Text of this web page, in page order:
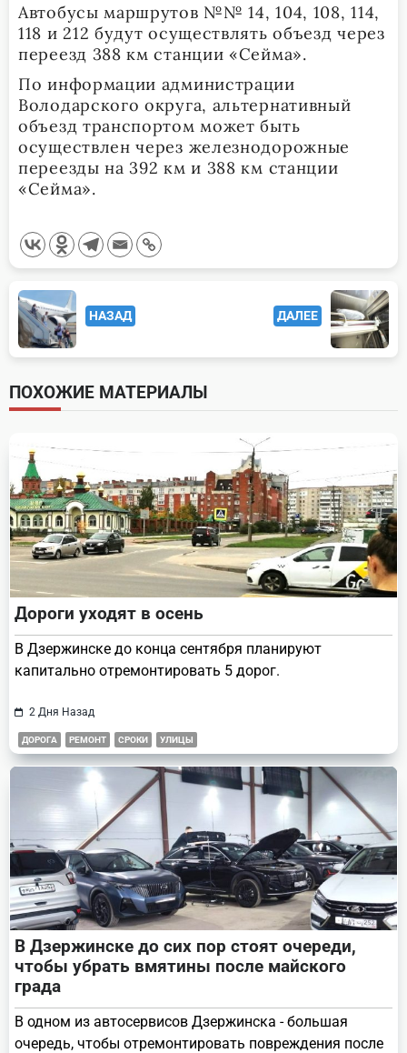
Автобусы маршрутов №№ 14, 104, 108, 114,
118 и 212 будут осуществлять объезд через
переезд 388 км станции «Сейма».
По информации администрации
Володарского округа, альтернативный
объезд транспортом может быть
осуществлен через железнодорожные
переезды на 392 км и 388 км станции
«Сейма».
<span
class="nav-
subtitle
screen-
reader-
text">Page</span>
НАЗАД ДАЛЕЕ
ПОХОЖИЕ МАТЕРИАЛЫ
Дороги уходят в осень
В Дзержинске до конца сентября планируют
капитально отремонтировать 5 дорог.
2 Дня Назад
ДОРОГА РЕМОНТ СРОКИ УЛИЦЫ
В Дзержинске до сих пор стоят очереди,
чтобы убрать вмятины после майского
града
В одном из автосервисов Дзержинска - большая
очередь, чтобы отремонтировать повреждения после